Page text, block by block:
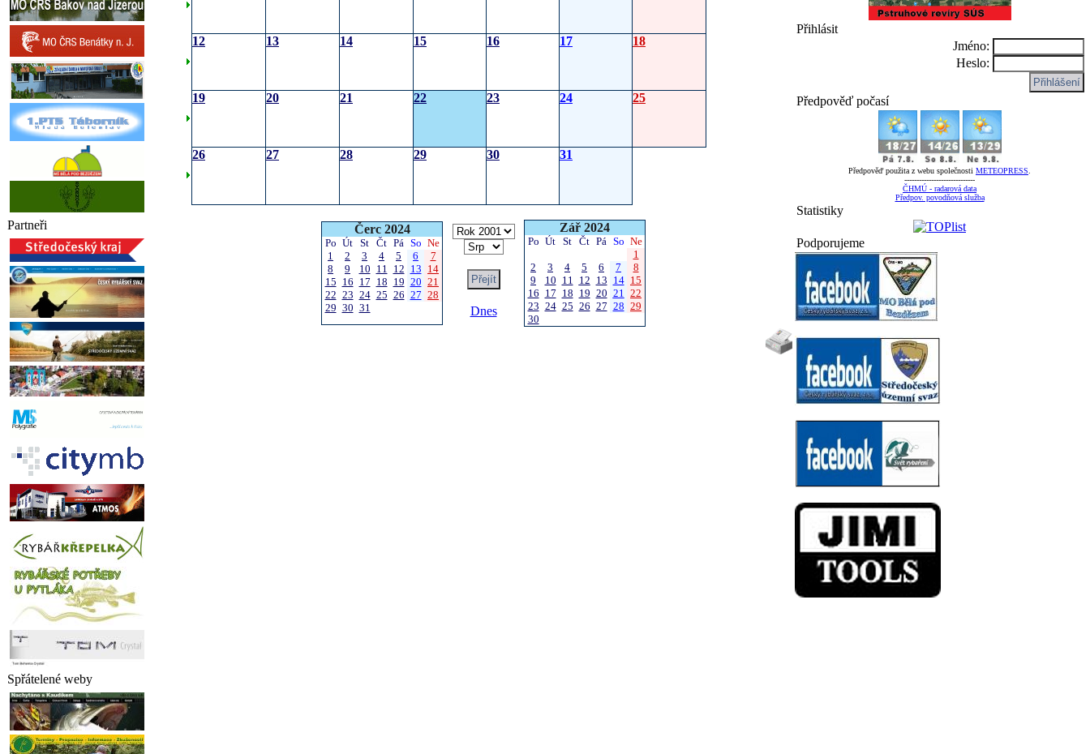
Partneři
Spřátelené weby
12 13 14 15 16 17 18
19 20 21 22 23 24 25
26 27 28 29 30 31
Čerc 2024
Po Út St Čt Pá So Ne
1
2 3 4 5 6
7
8
9 10 11 12 13 14
15 16 17 18 19 20 21
22 23 24 25 26 27 28
29 30 31 Dnes
Zář 2024
Po Út St Čt Pá So Ne
1
2
3 4 5 6 7
8
9
10 11 12 13 14 15
16 17 18 19 20 21 22
23 24 25 26 27 28 29
30
Přihlásit
Jméno:
Heslo:
Předpověď počasí
Předpověď použita z webu společnosti METEOPRESS
-----------------------------
ČHMÚ - radarová data
Předpov. povodňová služba
Statistiky
Podporujeme